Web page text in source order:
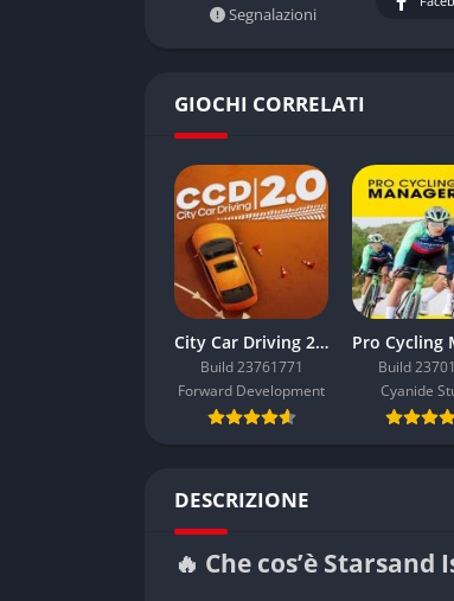
Segnalazioni
GIOCHI CORRELATI
City Car Driving 2.0
Build 23761771
Forward Development
Build
Cyanide
DESCRIZIONE
🔥 Che cos’è Starsand